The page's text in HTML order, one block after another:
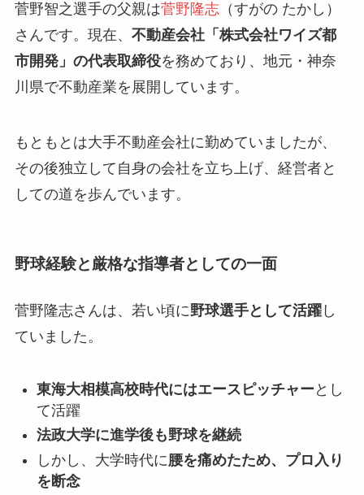
菅野智之選手の父親は菅野隆志（すがの たかし）
さんです。現在、 不動産会社「株式会社ワイズ都
市開発」の代表取締役を務めており、地元・神奈
川県で不動産業を展開しています。
もともとは大手不動産会社に勤めていましたが、
その後独立して自身の会社を立ち上げ、経営者と
しての道を歩んでいます。
野球経験と厳格な指導者としての一面
菅野隆志さんは、若い頃に野球選手として活躍し
ていました。
東海大相模高校時代にはエースピッチャー とし
て活躍
法政大学に進学後も野球を継続
しかし、大学時代に腰を痛めたため、プロ入り
を断念